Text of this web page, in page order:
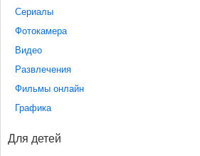
Сериалы
Фотокамера
Видео
Развлечения
Фильмы онлайн
Графика
Для детей